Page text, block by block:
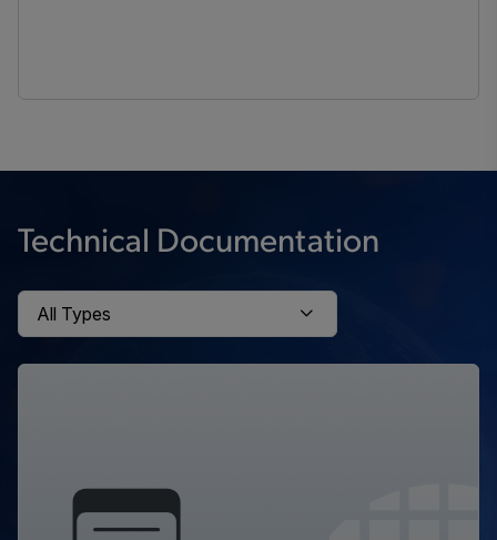
Technical Documentation